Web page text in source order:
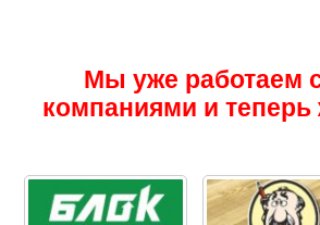
Мы уже работаем
компаниями и